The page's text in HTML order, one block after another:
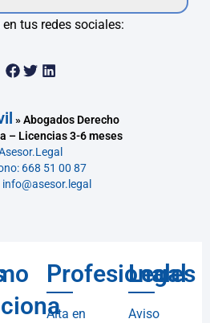
tus redes sociales:
»Abogados Derecho
– Licencias 3-6 meses
668 51 00 87
info@asesor.legal
Profesionales
Alta en
Legal
Aviso